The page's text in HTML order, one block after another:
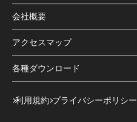
会社概要
アクセスマップ
各種ダウンロード
利用規約 プライバシーポリシー